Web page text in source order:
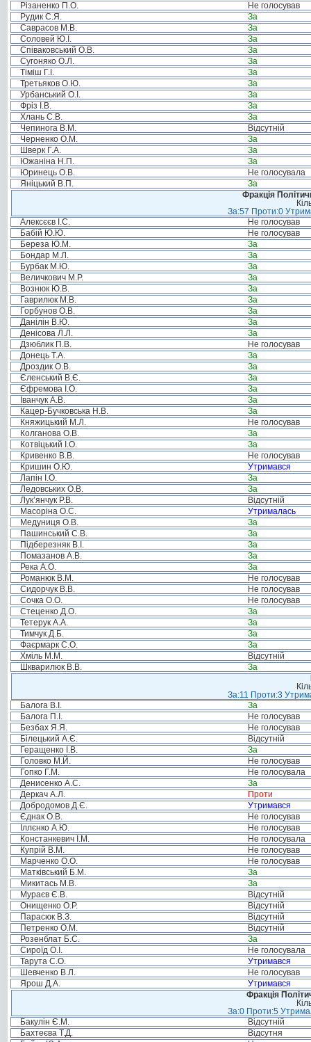
Різаненко П.О.
Не голосував
Рудик С.Я.
За
Саврасов М.В.
За
Соловей Ю.І.
За
Співаковський О.В.
За
Сугоняко О.Л.
За
Тіміш Г.І.
За
Третьяков О.Ю.
За
Урбанський О.І.
За
Фріз І.В.
За
Хлань С.В.
За
Чепинога В.М.
Відсутній
Черненко О.М.
За
Шверк Г.А.
За
Южаніна Н.П.
За
Юринець О.В.
Не голосувала
Яніцький В.П.
За
Фракція
За:57 Проти:0
Алексєєв І.С.
Не голосував
Бабій Ю.Ю.
Не голосував
Береза Ю.М.
За
Бондар М.Л.
За
Бурбак М.Ю.
За
Величкович М.Р.
За
Вознюк Ю.В.
За
Гаврилюк М.В.
За
Горбунов О.В.
За
Данілін В.Ю.
За
Денісова Л.Л.
За
Дзюблик П.В.
Не голосував
Донець Т.А.
За
Дроздик О.В.
За
Єленський В.Є.
За
Єфремова І.О.
За
Іванчук А.В.
За
Кацер-Бучковська Н.В.
За
Княжицький М.Л.
Не голосував
Колганова О.В.
За
Котвіцький І.О.
За
Кривенко В.В.
Не голосував
Кришин О.Ю.
Утримався
Лапін І.О.
За
Ледовських О.В.
За
Лук’янчук Р.В.
Відсутній
Масоріна О.С.
Утрималась
Медуниця О.В.
За
Пашинський С.В.
За
Підберезняк В.І.
За
Помазанов А.В.
За
Река А.О.
За
Романюк В.М.
Не голосував
Сидорчук В.В.
Не голосував
Сочка О.О.
Не голосував
Стеценко Д.О.
За
Тетерук А.А.
За
Тимчук Д.Б.
За
Фаєрмарк С.О.
За
Хміль М.М.
Відсутній
Шкварилюк В.В.
За
За:11 Проти:3
Балога В.І.
За
Балога П.І.
Не голосував
Безбах Я.Я.
Не голосував
Білецький А.Є.
Відсутній
Геращенко І.В.
За
Головко М.Й.
Не голосував
Гопко Г.М.
Не голосувала
Денисенко А.С.
За
Деркач А.Л.
Проти
Добродомов Д.Є.
Утримався
Єднак О.В.
Не голосував
Іллєнко А.Ю.
Не голосував
Констанкевич І.М.
Не голосувала
Купрій В.М.
Не голосував
Марченко О.О.
Не голосував
Матківський Б.М.
За
Микитась М.В.
За
Мураєв Є.В.
Відсутній
Онищенко О.Р.
Відсутній
Парасюк В.З.
Відсутній
Петренко О.М.
Відсутній
Розенблат Б.С.
За
Сироїд О.І.
Не голосувала
Тарута С.О.
Утримався
Шевченко В.Л.
Не голосував
Ярош Д.А.
Утримався
Фракція
За:0 Проти:5
Бакулін Є.М.
Відсутній
Бахтеєва Т.Д.
Відсутня